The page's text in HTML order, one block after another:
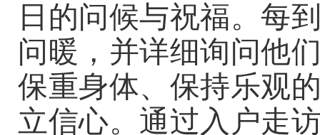
日的问候与祝福。每
问暖，并详细询问他
保重身体、保持乐观
立信心。通过入户走